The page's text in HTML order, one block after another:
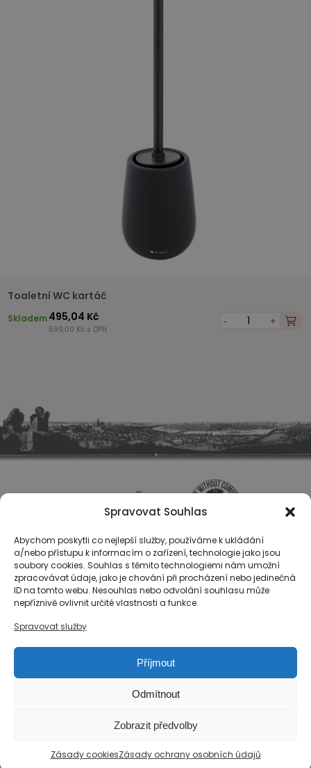
Spravovat Souhlas
Abychom poskytli co nejlepší služby, používáme k ukládání
a/nebo přístupu k informacím o zařízení, technologie jako jsou
soubory cookies. Souhlas s těmito technologiemi nám umožní
zpracovávat údaje, jako je chování při procházení nebo jedinečná
ID na tomto webu. Nesouhlas nebo odvolání souhlasu může
nepříznivě ovlivnit určité vlastnosti a funkce.
Spravovat služby
Příjmout
Odmítnout
Zobrazit předvolby
Zásady cookiesZásady ochrany osobních údajů
Toaletní WC kartáč
Skladem495,04 Kč
599,00 Kč s DPH
- +
O nás
Obchodní podmínky
Zásady ochrany osobních údajů
Zásady cookies (EU)